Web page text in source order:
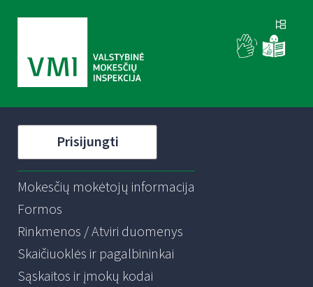
Prisijungti
Mokesčių mokėtojų informacija
Formos
Rinkmenos / Atviri duomenys
Skaičiuoklės ir pagalbininkai
Sąskaitos ir įmokų kodai